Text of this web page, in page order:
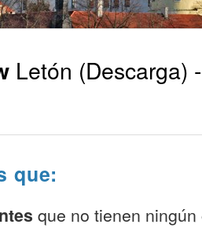
Letón (Descarga)
que:
que no tienen